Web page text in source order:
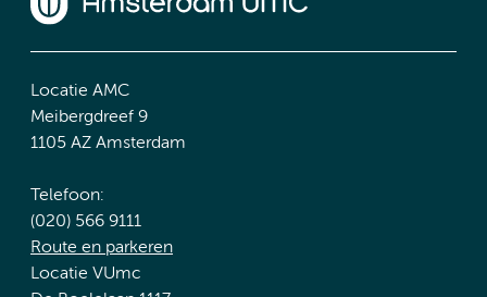
Locatie AMC
Meibergdreef 9
1105 AZ Amsterdam
Telefoon:
(020) 566 9111
Route en parkeren
Locatie VUmc